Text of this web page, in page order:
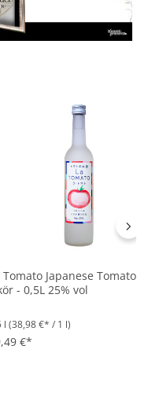
5 Sternen
Tomato Japanese Tomato
- 0,5L 25% vol
l (38,98 €* / 1 l)
€*